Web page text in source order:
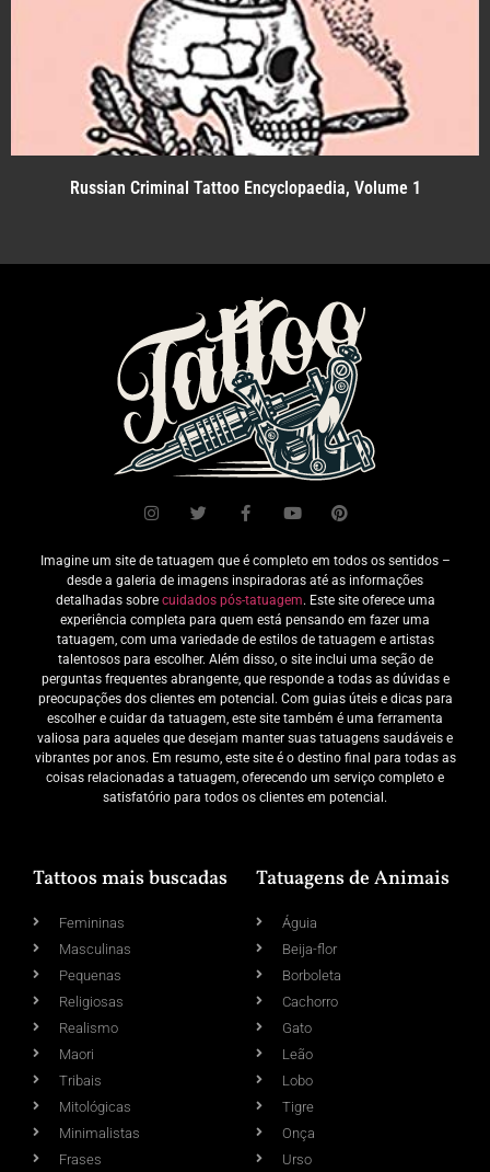
Russian Criminal Tattoo Encyclopaedia, Volume 1
Imagine um site de tatuagem que é completo em todos os sentidos –
desde a galeria de imagens inspiradoras até as informações
detalhadas sobre cuidados pós-tatuagem. Este site oferece uma
experiência completa para quem está pensando em fazer uma
tatuagem, com uma variedade de estilos de tatuagem e artistas
talentosos para escolher. Além disso, o site inclui uma seção de
perguntas frequentes abrangente, que responde a todas as dúvidas e
preocupações dos clientes em potencial. Com guias úteis e dicas para
escolher e cuidar da tatuagem, este site também é uma ferramenta
valiosa para aqueles que desejam manter suas tatuagens saudáveis e
vibrantes por anos. Em resumo, este site é o destino final para todas as
coisas relacionadas a tatuagem, oferecendo um serviço completo e
satisfatório para todos os clientes em potencial.
Tattoos mais buscadas
Femininas
Masculinas
Pequenas
Religiosas
Realismo
Maori
Tribais
Mitológicas
Minimalistas
Frases
Tatuagens de Animais
Águia
Beija-flor
Borboleta
Cachorro
Gato
Leão
Lobo
Tigre
Onça
Urso